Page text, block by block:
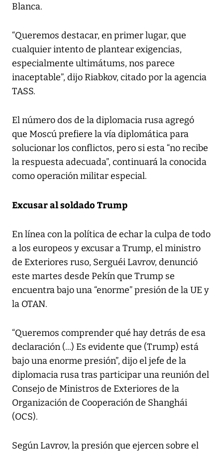
Blanca.
“Queremos destacar, en primer lugar, que
cualquier intento de plantear exigencias,
especialmente ultimátums, nos parece
inaceptable”, dijo Riabkov, citado por la agencia
TASS.
El número dos de la diplomacia rusa agregó
que Moscú prefiere la vía diplomática para
solucionar los conflictos, pero si esta “no recibe
la respuesta adecuada”, continuará la conocida
como operación militar especial.
Excusar al soldado Trump
En línea con la política de echar la culpa de todo
a los europeos y excusar a Trump, el ministro
de Exteriores ruso, Serguéi Lavrov, denunció
este martes desde Pekín que Trump se
encuentra bajo una “enorme” presión de la UE y
la OTAN.
“Queremos comprender qué hay detrás de esa
declaración (...) Es evidente que (Trump) está
bajo una enorme presión”, dijo el jefe de la
diplomacia rusa tras participar una reunión del
Consejo de Ministros de Exteriores de la
Organización de Cooperación de Shanghái
(OCS).
Según Lavrov, la presión que ejercen sobre el